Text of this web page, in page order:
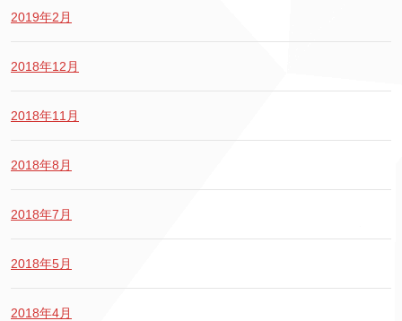
2019年2月
2018年12月
2018年11月
2018年8月
2018年7月
2018年5月
2018年4月